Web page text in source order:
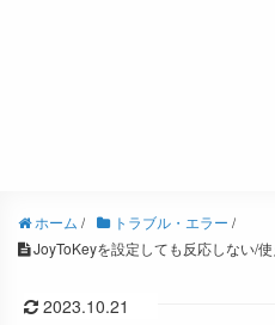
ホーム / トラブル・エラー /
JoyToKeyを設定しても反応しない/
2023.10.21